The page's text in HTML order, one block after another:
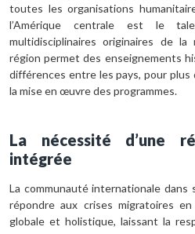
toutes les organisations
l’Amérique centrale est le
multidisciplinaires originaires de
région permet des enseignements
différences entre les pays, pour
la mise en œuvre des programmes.
La nécessité d’une
intégrée
La communauté internationale dans
répondre aux crises migratoires
globale et holistique, laissant la